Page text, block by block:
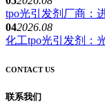
tpo光引发剂厂商：
042026.08
化工tpo光引发剂：
CONTACT US
联系我们